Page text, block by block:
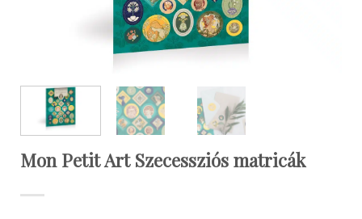
Mon Petit Art Szecessziós matricák